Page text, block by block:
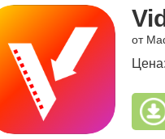
от
Цена: